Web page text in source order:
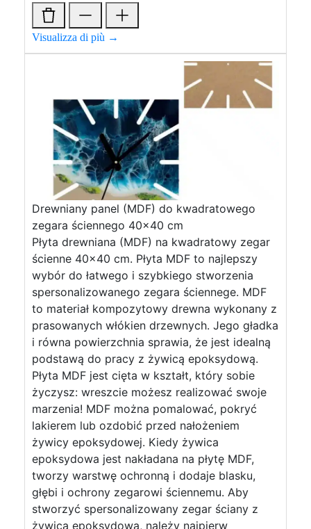
Visualizza di più →
Drewniany panel (MDF) do kwadratowego
zegara ściennego 40x40 cm
Płyta drewniana (MDF) na kwadratowy zegar
ścienne 40x40 cm. Płyta MDF to najlepszy
wybór do łatwego i szybkiego stworzenia
spersonalizowanego zegara ściennege. MDF
to materiał kompozytowy drewna wykonany z
prasowanych włókien drzewnych. Jego gładka
i równa powierzchnia sprawia, że jest idealną
podstawą do pracy z żywicą epoksydową.
Płyta MDF jest cięta w kształt, który sobie
życzysz: wreszcie możesz realizować swoje
marzenia! MDF można pomalować, pokryć
lakierem lub ozdobić przed nałożeniem
żywicy epoksydowej. Kiedy żywica
epoksydowa jest nakładana na płytę MDF,
tworzy warstwę ochronną i dodaje blasku,
głębi i ochrony zegarowi ściennemu. Aby
stworzyć spersonalizowany zegar ściany z
żywicą epoksydową, należy najpierw